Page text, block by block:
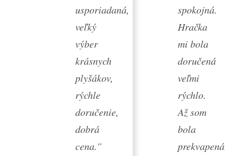
usporiadaná,
veľký
výber
krásnych
plyšákov,
rýchle
doručenie,
dobrá
cena.”
spokojná.
Hračka
mi bola
doručená
veľmi
rýchlo.
Až som
bola